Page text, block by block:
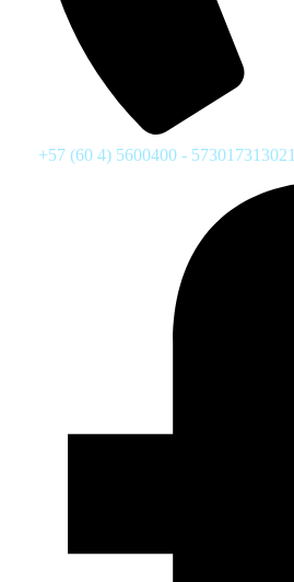
+57 (60 4) 5600400 - 573017313021